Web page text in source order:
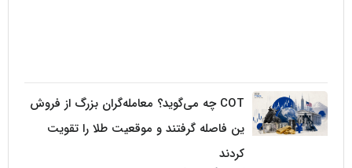
COT چه می‌گوید؟ معامله‌گران بزرگ از فروش
ین فاصله گرفتند و موقعیت طلا را تقویت